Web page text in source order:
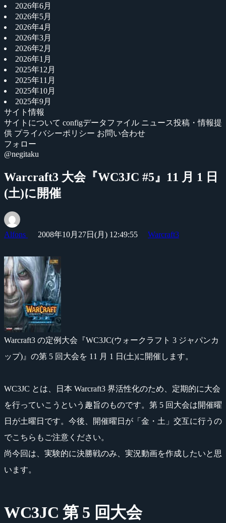
2026年6月
2026年5月
2026年4月
2026年3月
2026年2月
2026年1月
2025年12月
2025年11月
2025年10月
2025年9月
サイト情報
サイトについて configデータファイル ニュース投稿・情報提
供 プライバシーポリシー お問い合わせ
フォロー
@negitaku
Warcraft3 大会『WC3JC #5』11 月 1 日
(土)に開催
Alfons 2008年10月27日(月) 12:49:55 Warcraft3
Warcraft3 の定例大会『WC3JC(ウォークラフト 3 ジャパンカ
ップ)』の第 5 回大会を 11 月 1 日(土)に開催します。
WC3JC とは、日本 Warcraft3 界活性化のため、定期的に大会
を行っていこうという趣旨のものです。第 5 回大会は開催曜
日が土曜日です。今後、開催曜日が「金・土」交互に行うの
でこちらもご注意ください。
尚今回は、実験的に決勝戦のみ、実況動画を作成したいと思
います。
WC3JC 第 5 回大会